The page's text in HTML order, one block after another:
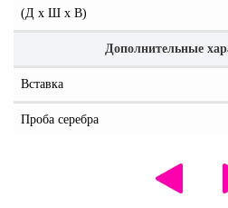
(Д x Ш x В)
Дополнительные
Вставка
Проба серебра